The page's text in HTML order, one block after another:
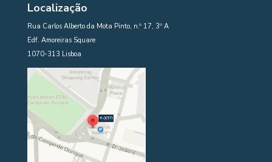
Localização
Rua Carlos Alberto da Mota Pinto, n.º 17, 3º A
Edf. Amoreiras Square
1070-313 Lisboa